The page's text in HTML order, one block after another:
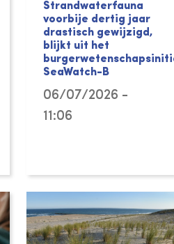
Strandwaterfauna
voorbije dertig jaar
drastisch gewijzigd,
blijkt uit het
SeaWatch-B
06/07/2026 -
11:06